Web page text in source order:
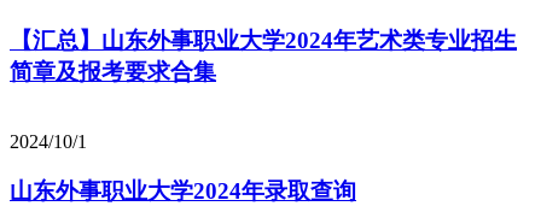
【汇总】山东外事职业大学2024年艺术类专业招生
简章及报考要求合集
2024/10/1
山东外事职业大学2024年录取查询